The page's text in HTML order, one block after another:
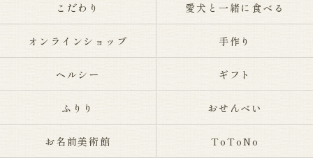
こだわり 愛犬と一緒に食べる
オンラインショップ 手作り
ヘルシー ギフト
ふりり おせんべい
お名前美術館 ToToNo